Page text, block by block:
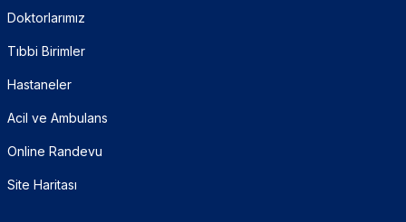
Doktorlarımız
Tıbbi Birimler
Hastaneler
Acil ve Ambulans
Online Randevu
Site Haritası